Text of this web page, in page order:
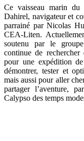
Ce vaisseau marin
Dahirel, navigateur et
parrainé par Nicolas
CEA-Liten.
soutenu par le
continue de rechercher
pour une expédition
démontrer, tester et
mais aussi pour aller
partager l’aventure,
Calypso des temps